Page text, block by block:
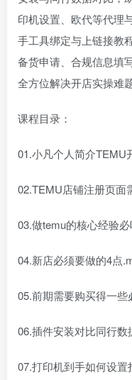
印机设置、欧代等代理
手工具绑定与上链接教
备货申请、合规信息填
全方位解决开店实操难题
课程目录：
01.小凡个人简介TEMU
02.TEMU店铺注册页面
03.做temu的核心经验
04.新店必须要做的4点
05.前期需要购买得一些
06.插件安装对比同行数
07.打印机到手如何设置